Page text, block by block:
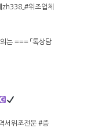
」#위조업체
는 === 「톡상담
서위조전문 #증